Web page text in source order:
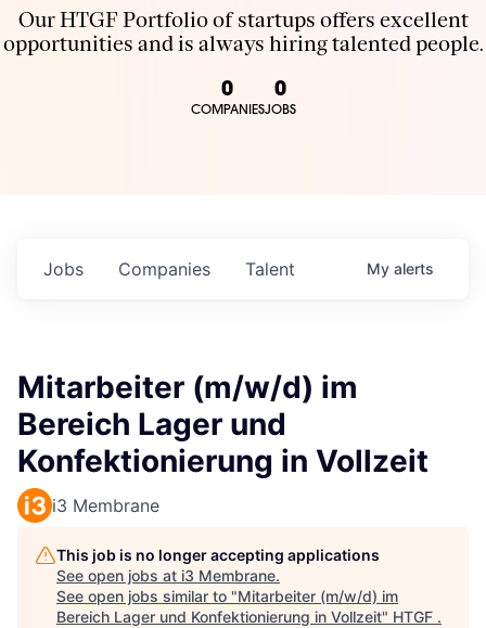
Our HTGF Portfolio of startups offers excellent
opportunities and is always hiring talented people.
0
COMPANIES
0
JOBS
Jobs Companies Talent My alerts
Mitarbeiter (m/w/d) im
Bereich Lager und
Konfektionierung in Vollzeit
i3 Membrane
This job is no longer accepting applications
See open jobs at i3 Membrane.
See open jobs similar to "Mitarbeiter (m/w/d) im
Bereich Lager und Konfektionierung in Vollzeit" HTGF .